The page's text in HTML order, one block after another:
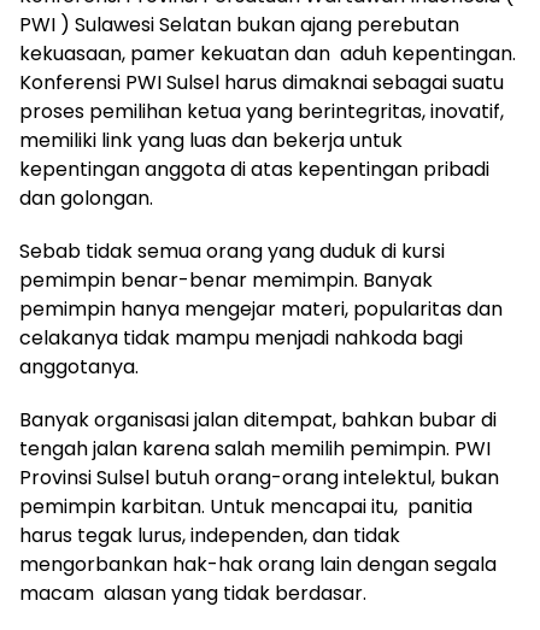
PWI ) Sulawesi Selatan bukan ajang perebutan
kekuasaan, pamer kekuatan dan aduh kepentingan.
Konferensi PWI Sulsel harus dimaknai sebagai suatu
proses pemilihan ketua yang berintegritas, inovatif,
memiliki link yang luas dan bekerja untuk
kepentingan anggota di atas kepentingan pribadi
dan golongan.
Sebab tidak semua orang yang duduk di kursi
pemimpin benar-benar memimpin. Banyak
pemimpin hanya mengejar materi, popularitas dan
celakanya tidak mampu menjadi nahkoda bagi
anggotanya.
Banyak organisasi jalan ditempat, bahkan bubar di
tengah jalan karena salah memilih pemimpin. PWI
Provinsi Sulsel butuh orang-orang intelektul, bukan
pemimpin karbitan. Untuk mencapai itu, panitia
harus tegak lurus, independen, dan tidak
mengorbankan hak-hak orang lain dengan segala
macam alasan yang tidak berdasar.